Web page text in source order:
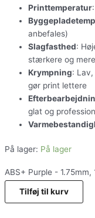
Printtemperatur
anbefales)
Slagfasthed:
stærkere og
Krympning:
gør print lettere
glat og
På lager: På lager
ABS+ Purple -
Tilføj til kurv